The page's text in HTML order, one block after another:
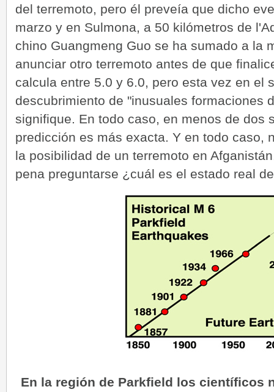
del terremoto, pero él preveía que dicho
marzo y en Sulmona, a 50 kilómetros de
chino Guangmeng Guo se ha sumado a la
anunciar otro terremoto antes de que
calcula entre 5.0 y 6.0, pero esta vez en el
descubrimiento de "inusuales formaciones
signifique. En todo caso, en menos de dos
predicción es más exacta. Y en todo caso,
la posibilidad de un terremoto en
pena preguntarse ¿cuál es el estado real
En la región de Parkfield los científicos